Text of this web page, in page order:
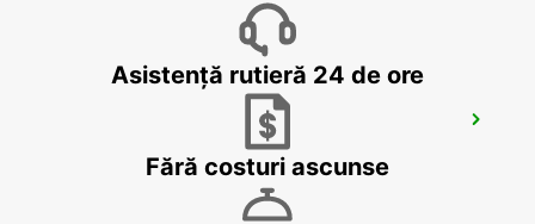
CANCUN C MUJERES GRAND
CANCUN - MEXICO
Asistență rutieră 24 de ore
Fără costuri ascunse